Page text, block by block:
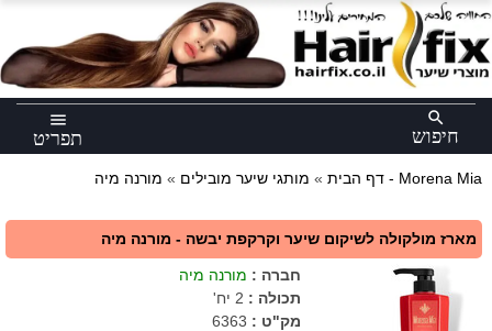
menu
תפריט
search
חיפוש
דף הבית » מותגי שיער מובילים » מורנה מיה - Morena Mia
מארז מולקולה לשיקום שיער וקרקפת יבשה - מורנה מיה
חברה : מורנה מיה
תכולה : 2 יח'
מק"ט :
6363
×